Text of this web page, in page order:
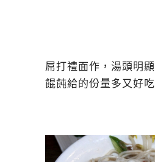
屌打禮面作，湯頭明
餛飩給的份量多又好